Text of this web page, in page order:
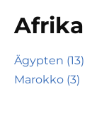
Afrika
Ägypten (13)
Marokko (3)